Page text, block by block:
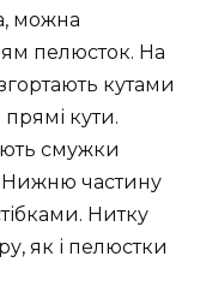
можна
пелюсток. На
кутами
кути.
смужки
Нижню частину
Нитку
як і пелюстки